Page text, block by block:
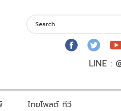
LINE :
ไทยโพสต์ ทีวี